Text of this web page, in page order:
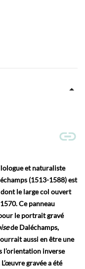
et naturaliste
(1513-1588) est
le large col ouvert
Ce panneau
le portrait gravé
de Daléchamps,
aussi en être une
inverse
gravée a été